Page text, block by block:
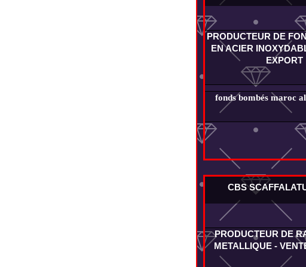
PRODUCTEUR DE
EN ACIER
EXPORT
fonds bombés maroc
CBS
PRODUCTEUR DE
METALLIQUE -